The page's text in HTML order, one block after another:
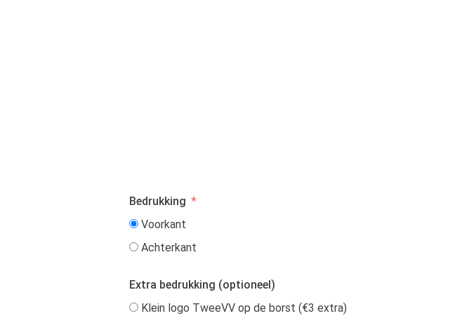
Bedrukking
Voorkant
Achterkant
Extra bedrukking (optioneel)
Klein logo TweeVV op de borst (€3 extra)